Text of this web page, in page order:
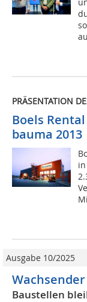
PRÄSENTATION
Boels
bauma 2013
Ausgabe 10/2025
Baustellen